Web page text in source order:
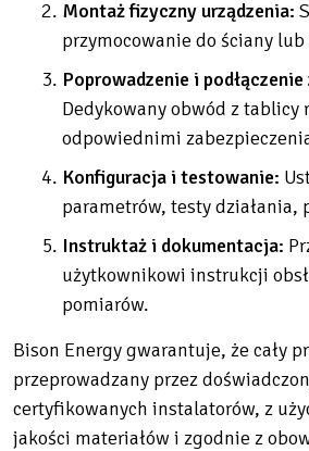
Montaż fizyczny urządzenia:
przymocowanie do ściany lub
Poprowadzenie i
Dedykowany obwód z tablicy
odpowiednimi
Konfiguracja i testowanie:
parametrów, testy działania,
Instruktaż i dokumentacja:
użytkownikowi instrukcji
pomiarów.
Bison Energy gwarantuje, że cały
przeprowadzany przez
certyfikowanych instalatorów, z
jakości materiałów i zgodnie z